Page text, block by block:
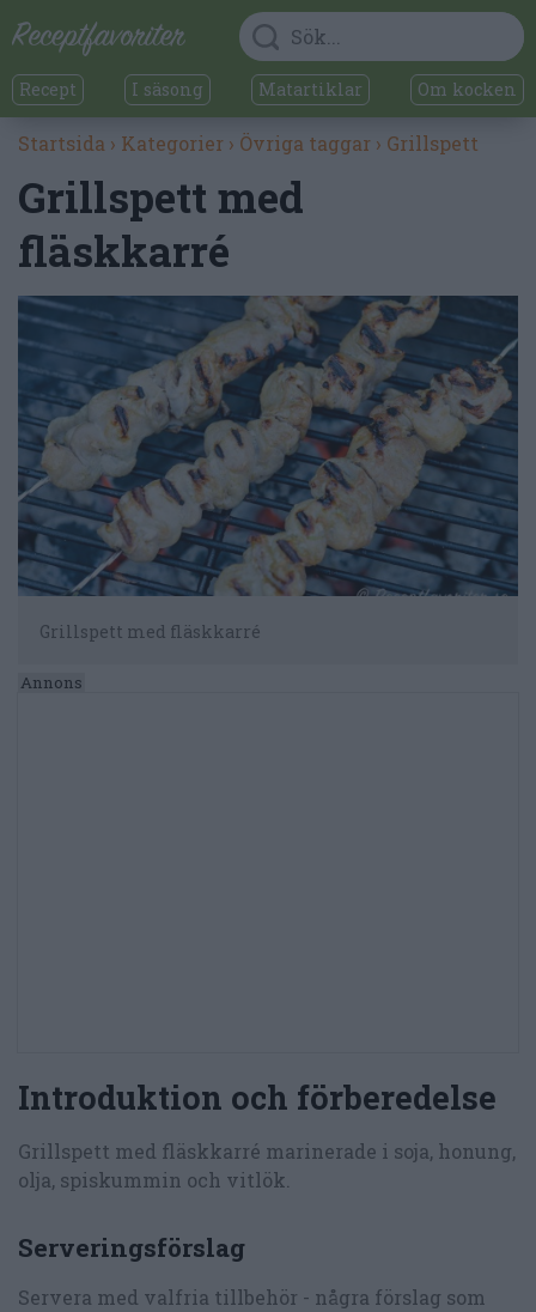
Recept I säsong Matartiklar Om kocken
Startsida › Kategorier › Övriga taggar › Grillspett
Grillspett med
fläskkarré
Grillspett med fläskkarré
Introduktion och förberedelse
Grillspett med fläskkarré marinerade i soja, honung,
olja, spiskummin och vitlök.
Serveringsförslag
Servera med valfria tillbehör - några förslag som